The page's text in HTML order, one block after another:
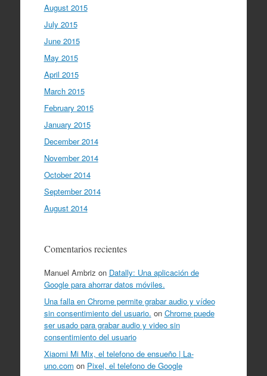
August 2015
July 2015
June 2015
May 2015
April 2015
March 2015
February 2015
January 2015
December 2014
November 2014
October 2014
September 2014
August 2014
Comentarios recientes
Manuel Ambriz on Datally: Una aplicación de
Google para ahorrar datos móviles.
Una falla en Chrome permite grabar audio y vídeo
sin consentimiento del usuario. on Chrome puede
ser usado para grabar audio y video sin
consentimiento del usuario
Xiaomi Mi Mix, el telefono de ensueño | La-
uno.com on Pixel, el telefono de Google